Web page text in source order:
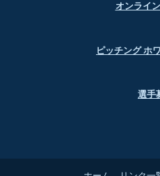
オンライ
ピッチング ホ
選手